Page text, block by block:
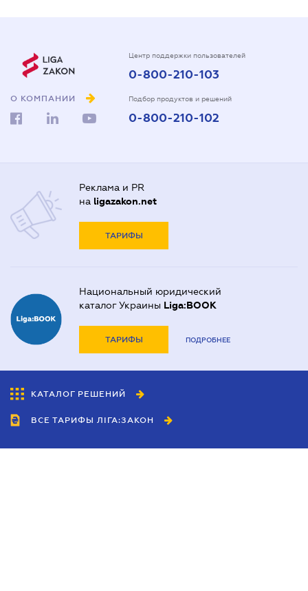
О КОМПАНИИ
Центр поддержки пользователей
0-800-210-103
Подбор продуктов и решений
0-800-210-102
Реклама и PR
на ligazakon.net
ТАРИФЫ
Национальный юридический
каталог Украины Liga:BOOK
ТАРИФЫ ПОДРОБНЕЕ
КАТАЛОГ РЕШЕНИЙ
ВСЕ ТАРИФЫ ЛІГА:ЗАКОН